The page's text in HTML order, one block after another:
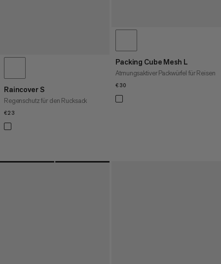
Raincover S
Regenschutz für den Rucksack
€23
Packing Cube Mesh L
Atmungsaktiver Packwürfel für Reisen
€30